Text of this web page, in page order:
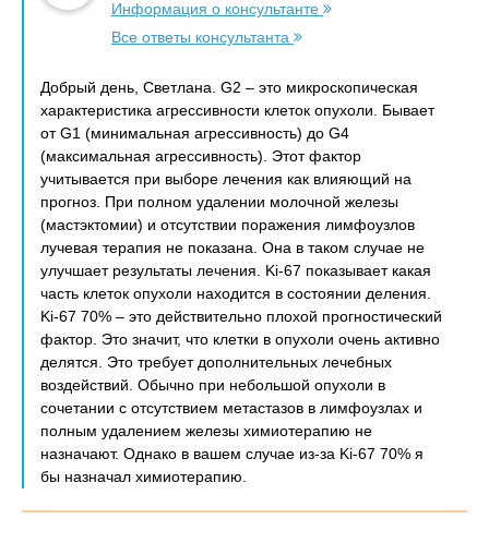
Информация о консультанте
Все ответы консультанта
Добрый день, Светлана. G2 – это микроскопическая
характеристика агрессивности клеток опухоли. Бывает
от G1 (минимальная агрессивность) до G4
(максимальная агрессивность). Этот фактор
учитывается при выборе лечения как влияющий на
прогноз. При полном удалении молочной железы
(мастэктомии) и отсутствии поражения лимфоузлов
лучевая терапия не показана. Она в таком случае не
улучшает результаты лечения. Ki-67 показывает какая
часть клеток опухоли находится в состоянии деления.
Ki-67 70% – это действительно плохой прогностический
фактор. Это значит, что клетки в опухоли очень активно
делятся. Это требует дополнительных лечебных
воздействий. Обычно при небольшой опухоли в
сочетании с отсутствием метастазов в лимфоузлах и
полным удалением железы химиотерапию не
назначают. Однако в вашем случае из-за Ki-67 70% я
бы назначал химиотерапию.